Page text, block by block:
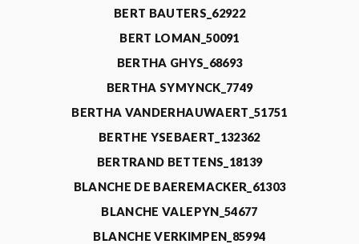
BERT BAUTERS_62922
BERT LOMAN_50091
BERTHA GHYS_68693
BERTHA SYMYNCK_7749
BERTHA VANDERHAUWAERT_51751
BERTHE YSEBAERT_132362
BERTRAND BETTENS_18139
BLANCHE DE BAEREMACKER_61303
BLANCHE VALEPYN_54677
BLANCHE VERKIMPEN_85994